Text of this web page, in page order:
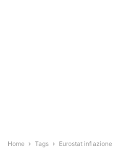
Home Tags Eurostat inflazione